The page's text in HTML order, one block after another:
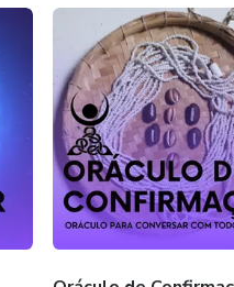
• Bruxas não morreram na
• A importância técnica da fé.
• Será que a bruxaria é para
• Bruxaria não é conexão com
• Como se encontrar no mar